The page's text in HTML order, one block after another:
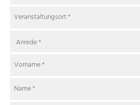
Veranstaltungsort*
Vorname*
Name*